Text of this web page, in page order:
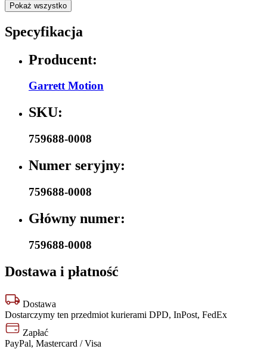
Pokaż wszystko
Specyfikacja
Producent:
Garrett Motion
SKU:
759688-0008
Numer seryjny:
759688-0008
Główny numer:
759688-0008
Dostawa i płatność
Dostawa
Dostarczymy ten przedmiot kurierami DPD, InPost, FedEx
Zapłać
PayPal, Mastercard / Visa